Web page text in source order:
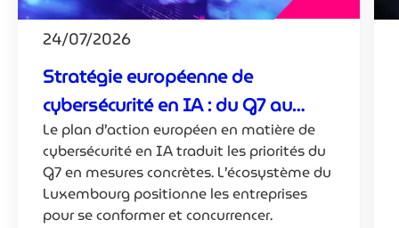
24/07/2026
Stratégie européenne de
cybersécurité en IA : du G7 au
Luxembourg
Le plan d’action européen en matière de
cybersécurité en IA traduit les priorités du
G7 en mesures concrètes. L’écosystème du
Luxembourg positionne les entreprises
pour se conformer et concurrencer.